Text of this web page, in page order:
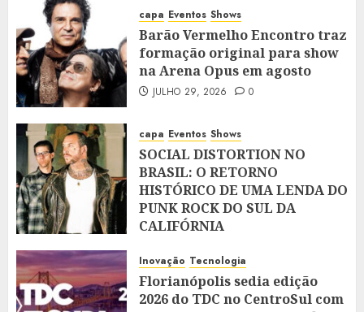
capa Eventos Shows
Barão Vermelho Encontro traz
formação original para show
na Arena Opus em agosto
JULHO 29, 2026 0
capa Eventos Shows
SOCIAL DISTORTION NO
BRASIL: O RETORNO
HISTÓRICO DE UMA LENDA DO
PUNK ROCK DO SUL DA
CALIFÓRNIA
Inovação Tecnologia
Florianópolis sedia edição
2026 do TDC no CentroSul com